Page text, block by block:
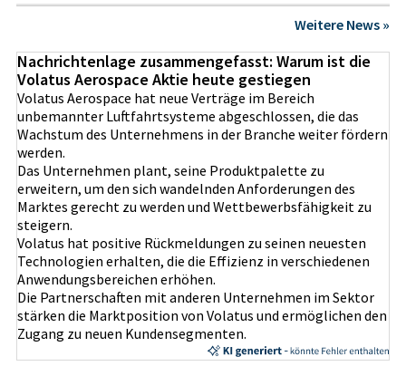
Weitere News »
Nachrichtenlage zusammengefasst: Warum ist die
Volatus Aerospace Aktie heute gestiegen
Volatus Aerospace hat neue Verträge im Bereich
unbemannter Luftfahrtsysteme abgeschlossen, die das
Wachstum des Unternehmens in der Branche weiter fördern
werden.
Das Unternehmen plant, seine Produktpalette zu
erweitern, um den sich wandelnden Anforderungen des
Marktes gerecht zu werden und Wettbewerbsfähigkeit zu
steigern.
Volatus hat positive Rückmeldungen zu seinen neuesten
Technologien erhalten, die die Effizienz in verschiedenen
Anwendungsbereichen erhöhen.
Die Partnerschaften mit anderen Unternehmen im Sektor
stärken die Marktposition von Volatus und ermöglichen den
Zugang zu neuen Kundensegmenten.